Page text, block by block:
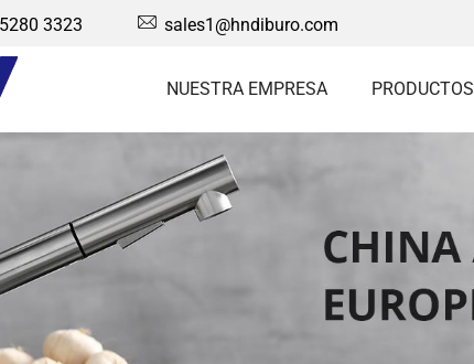
3323 sales1@hndiburo.com
NUESTRA EMPRESA PRODUCTOS